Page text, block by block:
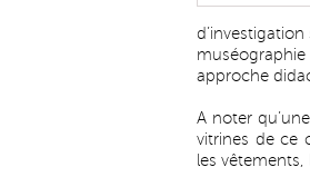
approche
A noter
vitrines de ce
les